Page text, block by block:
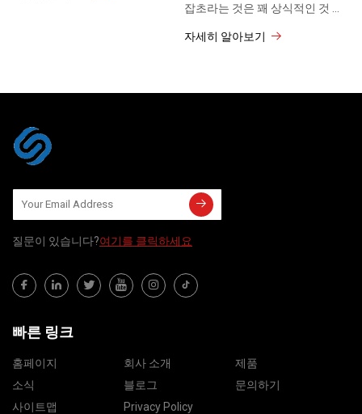
잡초라는 것은 꽤 상식적인 것 같
자세히 알아보기
질문이 있습니다?여기를 클릭하세요
빠른 링크
홈페이지 회사 소개
제품
소식
블로그
문의하기
사이트맵
Privacy Policy